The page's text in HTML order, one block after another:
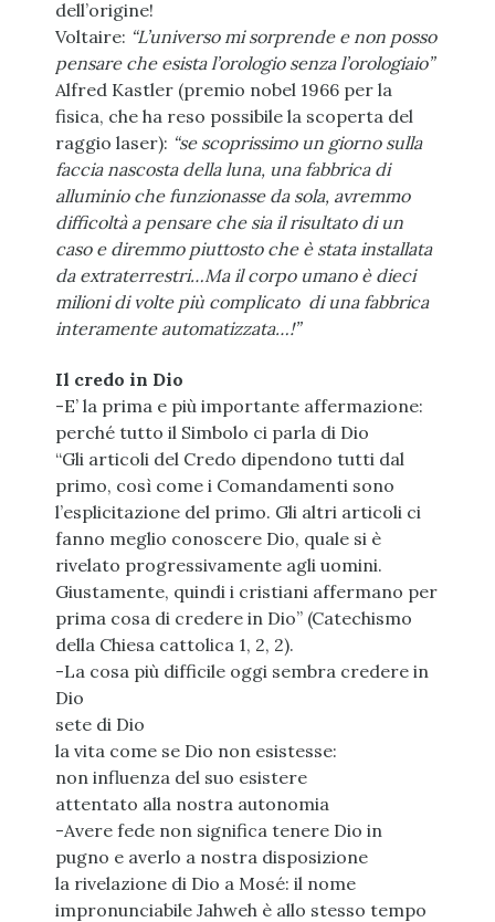
dell’origine!
Voltaire: “L’universo mi sorprende e non posso
pensare che esista l’orologio senza l’orologiaio”
Alfred Kastler (premio nobel 1966 per la
fisica, che ha reso possibile la scoperta del
raggio laser): “se scoprissimo un giorno sulla
faccia nascosta della luna, una fabbrica di
alluminio che funzionasse da sola, avremmo
difficoltà a pensare che sia il risultato di un
caso e diremmo piuttosto che è stata installata
da extraterrestri…Ma il corpo umano è dieci
milioni di volte più complicato di una fabbrica
interamente automatizzata…!”
Il credo in Dio
-E’ la prima e più importante affermazione:
perché tutto il Simbolo ci parla di Dio
“Gli articoli del Credo dipendono tutti dal
primo, così come i Comandamenti sono
l’esplicitazione del primo. Gli altri articoli ci
fanno meglio conoscere Dio, quale si è
rivelato progressivamente agli uomini.
Giustamente, quindi i cristiani affermano per
prima cosa di credere in Dio” (Catechismo
della Chiesa cattolica 1, 2, 2).
-La cosa più difficile oggi sembra credere in
Dio
sete di Dio
la vita come se Dio non esistesse:
non influenza del suo esistere
attentato alla nostra autonomia
-Avere fede non significa tenere Dio in
pugno e averlo a nostra disposizione
la rivelazione di Dio a Mosé: il nome
impronunciabile Jahweh è allo stesso tempo